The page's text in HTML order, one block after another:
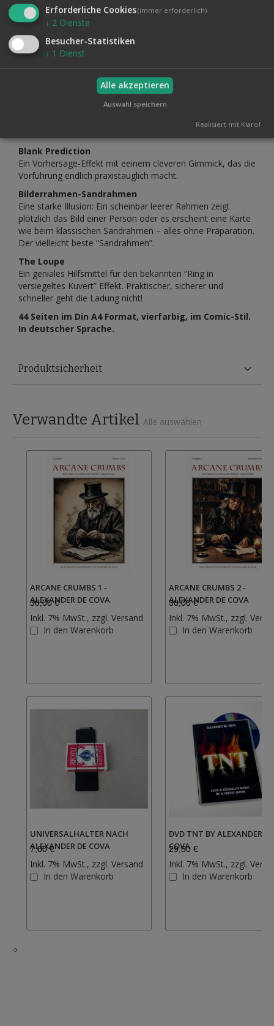
Ein klassisches Close-up-Finale: Das Tuch verschwindet und
taucht im Innern eines echten Apfels wieder auf. Allerdings
direkt am Tisch vorgeführt!
Cylinder & Coins
Requisite (Dollarrolle statt Lederhülse) und Gabi-Pareras-
Ein visuell unglaublicher Durchdringungseffekt von einem
Blank Prediction
Ein Vorhersage-Effekt mit eeinem cleveren Gimmick, das die
Vorführung endlich praxistauglich macht.
Bilderrahmen-Sandrahmen
Eine starke Illusion: Ein scheinbar leerer Rahmen zeigt
plötzlich das Bild einer Person oder es erscheint eine Karte
wie beim klassischen Sandrahmen – alles ohne Präparation.
Der vielleicht beste “Sandrahmen”.
The Loupe
Ein geniales Hilfsmittel für den bekannten “Ring in
versiegeltes Kuvert” Effekt. Praktischer, sicherer und
schneller geht die Ladung nicht!
44 Seiten im Din A4 Format, vierfarbig, im Comic-Stil.
In deutscher Sprache.
Produktsicherheit
Verwandte Artikel Alle auswählen
ARCANE CRUMBS 1 -
ALEXANDER DE COVA
30,00 €
Inkl. 7% MwSt., zzgl. Versand
In den Warenkorb
ARCANE CRUMBS 2 -
ALEXANDER DE COVA
30,00 €
Inkl. 7% MwSt., zzgl.
In den Warenkorb
UNIVERSALHALTER NACH
ALEXANDER DE COVA
7,00 €
Inkl. 7% MwSt., zzgl. Versand
In den Warenkorb
DVD TNT BY ALEXANDER DE
COVA
29,50 €
Inkl. 7% MwSt., zzgl.
In den Warenkorb
‹›
Erforderliche Cookies(immer erforderlich)
↓ 2 Dienste
Besucher-Statistiken
↓ 1 Dienst
Alle akzeptieren
Auswahl speichern
Realisiert mit Klaro!